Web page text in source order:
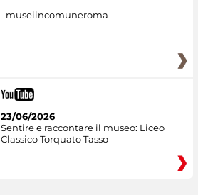
museiincomuneroma
23/06/2026
Sentire e raccontare il museo: Liceo
Classico Torquato Tasso